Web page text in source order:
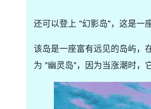
还可以登上 "幻影岛"，这是一
该岛是一座富有远见的岛屿，
为 "幽灵岛"，因为当涨潮时，